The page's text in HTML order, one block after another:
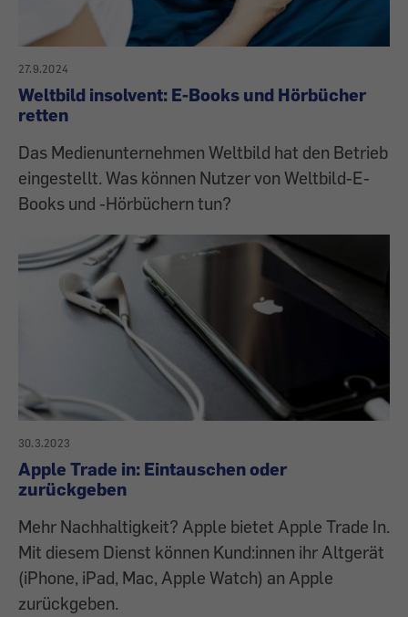
27.9.2024
Weltbild insolvent: E-Books und Hörbücher
retten
Das Medienunternehmen Weltbild hat den Betrieb
eingestellt. Was können Nutzer von Weltbild-E-
Books und -Hörbüchern tun?
30.3.2023
Apple Trade in: Eintauschen oder
zurückgeben
Mehr Nachhaltigkeit? Apple bietet Apple Trade In.
Mit diesem Dienst können Kund:innen ihr Altgerät
(iPhone, iPad, Mac, Apple Watch) an Apple
zurückgeben.